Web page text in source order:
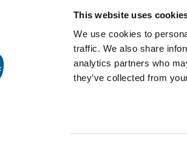
This website uses
We use cookies to
traffic. We also share
analytics partners who
they’ve collected from
Magic xpi
Integrationsplattform